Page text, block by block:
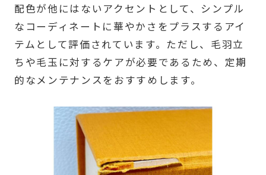
配色が他にはないアクセントとして、シンプル
なコーディネートに華やかさをプラスするアイ
テムとして評価されています。ただし、毛羽立
ちや毛玉に対するケアが必要であるため、定期
的なメンテナンスをおすすめします。